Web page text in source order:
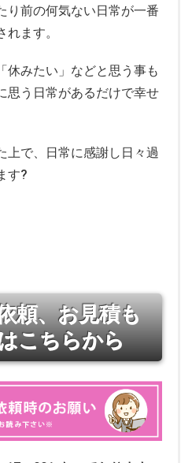
り前の何気ない日常が一番
ます。
休みたい」などと思う事も
思う日常があるだけで幸せ
上で、日常に感謝し日々過
す?
頼、お見積も
こちらから